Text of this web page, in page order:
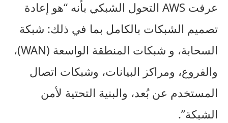
عرفت AWS التحول الشبكي بأنه “هو إعادة
تصميم الشبكات بالكامل بما في ذلك: شبكة
السحابة، و شبكات المنطقة الواسعة (WAN)،
والفروع، ومراكز البيانات، وشبكات اتصال
المستخدم عن بُعد، والبنية التحتية لأمن
الشبكة”.